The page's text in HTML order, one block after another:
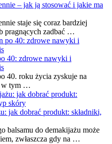
– jak ją stosować i jakie ma
staje się coraz bardziej
pragnących zadbać …
40: zdrowe nawyki i
40. roku życia zyskuje na
w tym …
jak dobrać produkt: składniki,
balsamu do demakijażu może
zwłaszcza gdy na …